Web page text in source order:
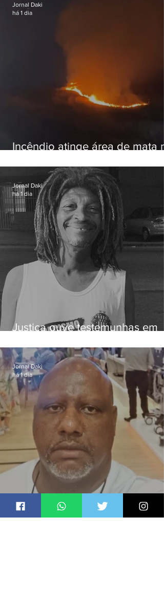
Incêndio atinge área de mata
Iguaçu
Jornal Daki
há 1 dia
Justiça ouve testemunhas em
dívida de R$ 25
Jornal Daki
há 1 dia
Candidato a deputado federal
baleado e morre na Baixada
Jornal Daki
há 1 dia